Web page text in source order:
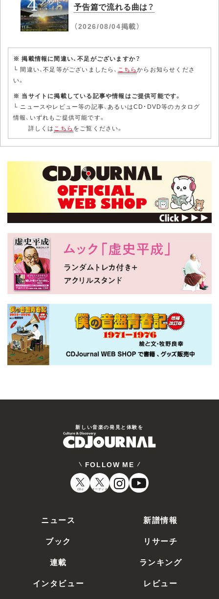
予告篇で流れる曲は？
（2026/08/04掲載）
※ 掲載情報に間違い、不足がございますか？
└ 間違い、不足等がございましたら、 こちらからお知らせくださ
い。
※ 当サイトに掲載している記事や情報はご提供可能です。
└ ニュースやレビュー等の記事、あるいはCD・DVD等のカタログ
情報、いずれもご提供可能です。
詳しくはこちら をご覧ください。
新しい⾳楽の発⾒と体験を
FOLLOW ME
CDJ オーディオ
ニュース
新譜情報
ブック
リサーチ
連載
ランキング
インタビュー
レビュー